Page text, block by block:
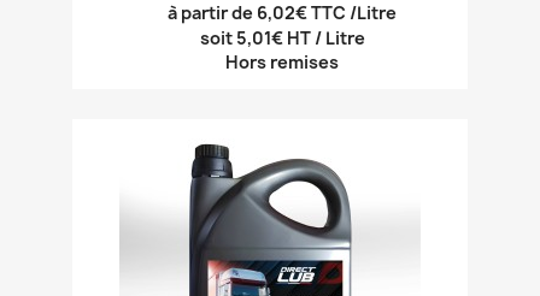
à partir de 6,02€ TTC /Litre
soit 5,01€ HT / Litre
Hors remises